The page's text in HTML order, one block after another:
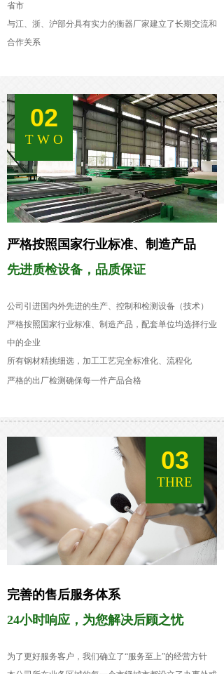
严格按照国家行业标准、制造产品
先进质检设备，品质保证
公司引进国内外先进的生产、控制和检测设备（技术）
严格按照国家行业标准、制造产品，配套单位均选择行业
中的企业
所有钢材精挑细选，加工工艺完全标准化、流程化
严格的出厂检测确保每一件产品合格
省市
与江、浙、沪部分具有实力的衡器厂家建立了长期交流和
合作关系
完善的售后服务体系
24小时响应，为您解决后顾之忧
为了更好服务客户，我们确立了“服务至上”的经营方针
02
T W O
THRE
03